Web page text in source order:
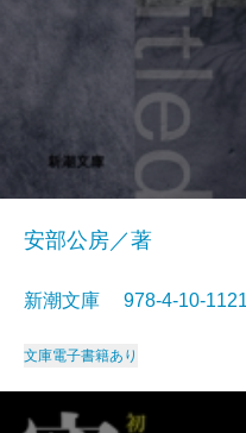
安部公房／著
新潮文庫 978-4-10-
文庫電子書籍あり